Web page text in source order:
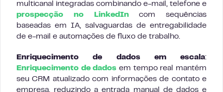
multicanal integradas combinando e-mail, telefone e
prospecção no LinkedIncom sequências
baseadas em IA, salvaguardas de entregabilidade
de e-mail e automações de fluxo de trabalho.
Enriquecimento de dados em escala:
Enriquecimento de dados em tempo real mantém
seu CRM atualizado com informações de contato e
empresa, reduzindo a entrada manual de dados e